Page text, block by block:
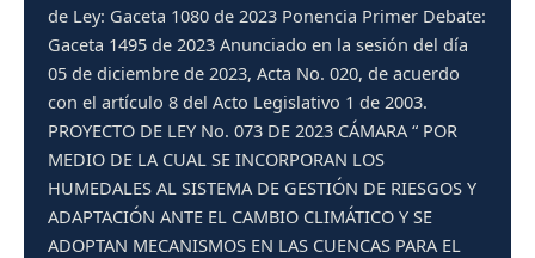
de Ley: Gaceta 1080 de 2023 Ponencia Primer Debate:
Gaceta 1495 de 2023 Anunciado en la sesión del día
05 de diciembre de 2023, Acta No. 020, de acuerdo
con el artículo 8 del Acto Legislativo 1 de 2003.
PROYECTO DE LEY No. 073 DE 2023 CÁMARA “ POR
MEDIO DE LA CUAL SE INCORPORAN LOS
HUMEDALES AL SISTEMA DE GESTIÓN DE RIESGOS Y
ADAPTACIÓN ANTE EL CAMBIO CLIMÁTICO Y SE
ADOPTAN MECANISMOS EN LAS CUENCAS PARA EL